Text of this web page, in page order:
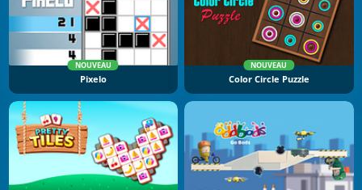
NOUVEAU
Pixelo
NOUVEAU
Color Circle Puzzle